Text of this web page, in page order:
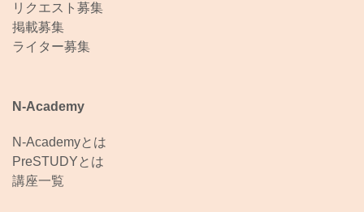
リクエスト募集
掲載募集
ライター募集
N-Academy
N-Academyとは
PreSTUDYとは
講座一覧